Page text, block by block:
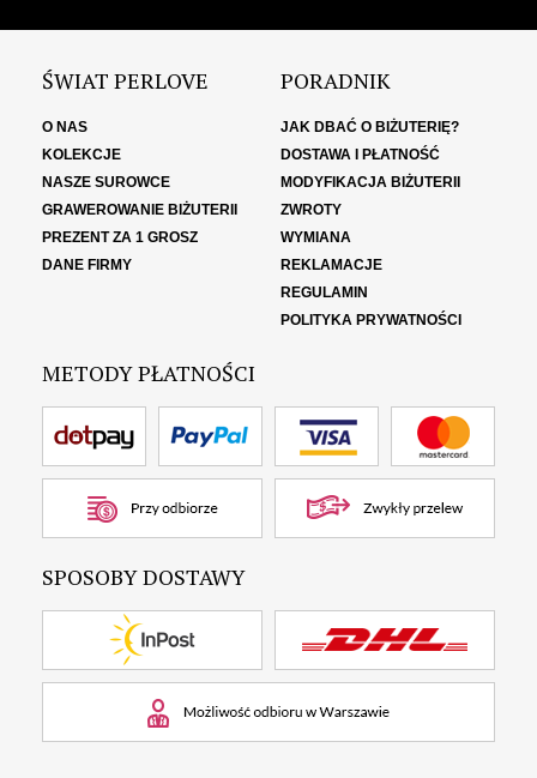
ŚWIAT PERLOVE
O NAS
KOLEKCJE
NASZE SUROWCE
GRAWEROWANIE BIŻUTERII
PREZENT ZA 1 GROSZ
DANE FIRMY
PORADNIK
JAK DBAĆ O BIŻUTERIĘ?
DOSTAWA I PŁATNOŚĆ
MODYFIKACJA BIŻUTERII
ZWROTY
WYMIANA
REKLAMACJE
REGULAMIN
POLITYKA PRYWATNOŚCI
METODY PŁATNOŚCI
SPOSOBY DOSTAWY